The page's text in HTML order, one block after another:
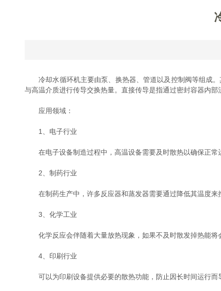
冷却水循环机主要由泵、换热器、管道以及控制阀等组成。
与高温介质进行传导交换热量。直接传导是指通过密封容器内
应用领域：
1、电子行业
在电子设备制造过程中，高温设备需要及时散热以确保正常
2、制药行业
在制药生产中，许多反应器和蒸发器需要通过降低其温度来
3、化学工业
化学反应会伴随着大量放热现象，如果不及时散发掉热能将
4、印刷行业
可以为印刷设备提供必要的散热功能，防止因长时间运行而